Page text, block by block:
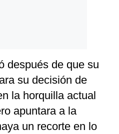
después de que su
su decisión de
la horquilla actual
apuntara a la
un recorte en lo